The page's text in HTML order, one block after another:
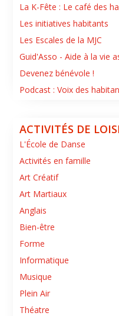
La K-Fête : Le café des
Les initiatives habitants
Les Escales de la MJC
Guid'Asso - Aide à la vie
Devenez bénévole !
Podcast : Voix des
ACTIVITÉS DE
L'École de Danse
Activités en famille
Art Créatif
Art Martiaux
Anglais
Bien-être
Forme
Informatique
Musique
Plein Air
Théatre